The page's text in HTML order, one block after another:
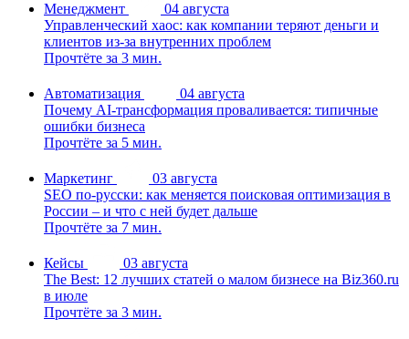
Менеджмент
04 августа
Управленческий хаос: как компании теряют деньги и
клиентов из-за внутренних проблем
Прочтёте за 3 мин.
Автоматизация
04 августа
Почему AI-трансформация проваливается: типичные
ошибки бизнеса
Прочтёте за 5 мин.
Маркетинг
03 августа
SEO по-русски: как меняется поисковая оптимизация в
России – и что с ней будет дальше
Прочтёте за 7 мин.
Кейсы
03 августа
The Best: 12 лучших статей о малом бизнесе на Biz360.ru
в июле
Прочтёте за 3 мин.